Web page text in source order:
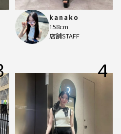
kanako
158cm
店舗STAFF
4